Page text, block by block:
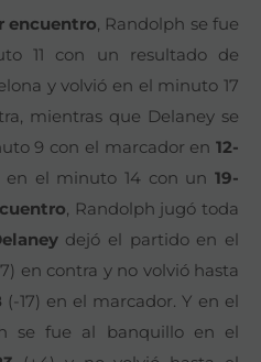
encuentro, Randolph se fue
11 con un resultado de
y volvió en el minuto 17
mientras que Delaney se
9 con el marcador en 12-
en el minuto 14 con un 19-
, Randolph jugó toda
dejó el partido en el
en contra y no volvió hasta
(-17) en el marcador. Y en el
se fue al banquillo en el